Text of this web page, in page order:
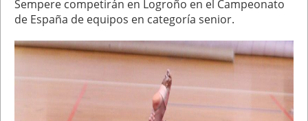
Sempere competirán en Logroño en el Campeonato
de España de equipos en categoría senior.